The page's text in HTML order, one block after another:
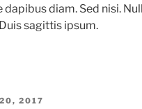
dapibus diam. Sed nisi.
sagittis ipsum.
2017